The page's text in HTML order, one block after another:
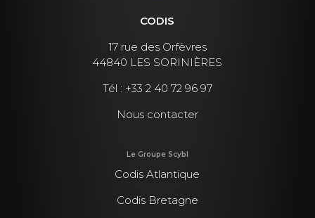
CODIS
17 rue des Orfèvres
44840 LES SORINIÈRES
Tél : +33 2 40 72 96 97
Nous contacter
Le Groupe Scybl
Codis Atlantique
Codis Bretagne